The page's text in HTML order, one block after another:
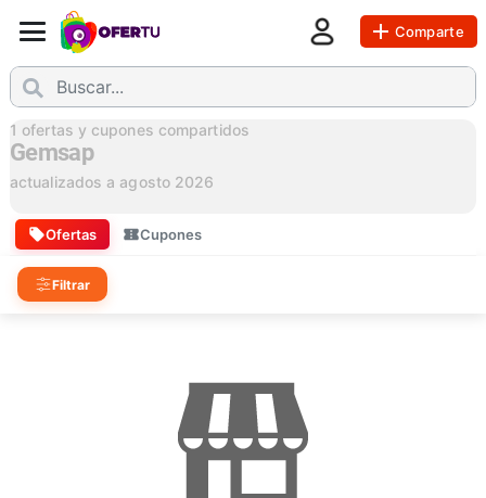
Comparte
1 ofertas y cupones compartidos
Gemsap
actualizados a agosto 2026
Ofertas Cupones
Filtrar